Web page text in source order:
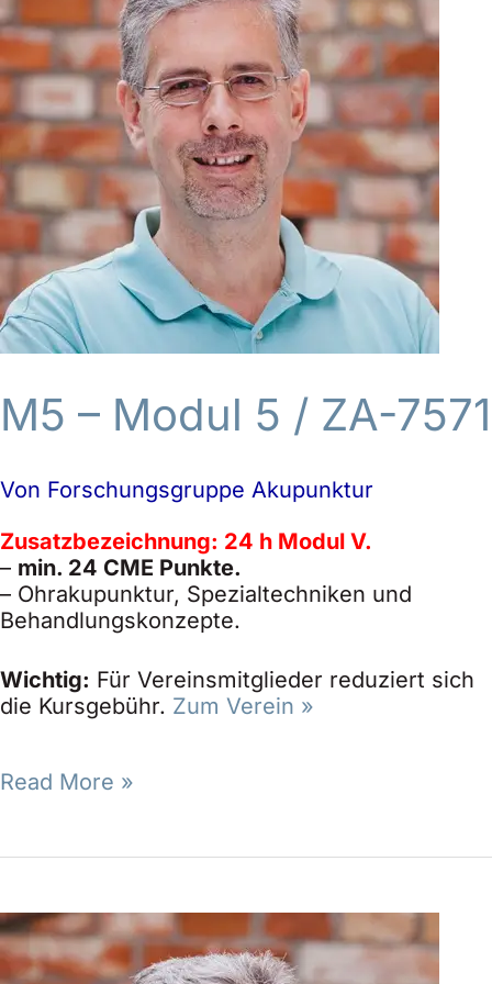
M5 – Modul 5 / ZA-7571
Von Forschungsgruppe Akupunktur
Zusatzbezeichnung: 24 h Modul V.
– min. 24 CME Punkte.
– Ohrakupunktur, Spezialtechniken und
Behandlungskonzepte.
Wichtig: Für Vereinsmitglieder reduziert sich
die Kursgebühr. Zum Verein »
Read More »
M5
–
Modul